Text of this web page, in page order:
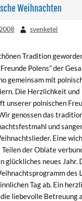
Weihnachten
svenketel
Tradition
Polens” der
gemeinsam mit
Die Herzlichkeit und
unserer polnischen
genossen das
und
Eine
der Oblate
glückliches neues Jahr.
des
Tag ab. Ein
liebevolle Betreuung